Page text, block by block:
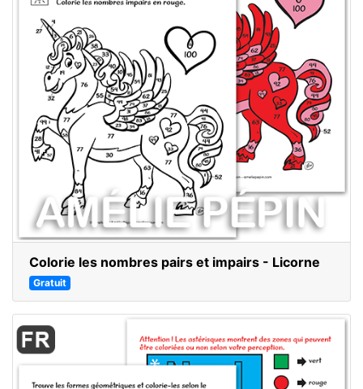
Colorie les nombres pairs et impairs - Licorne
Gratuit